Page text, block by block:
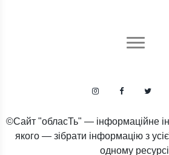
©Сайт "обласТь" — інформаційне
якого — зібрати інформацію з
одному